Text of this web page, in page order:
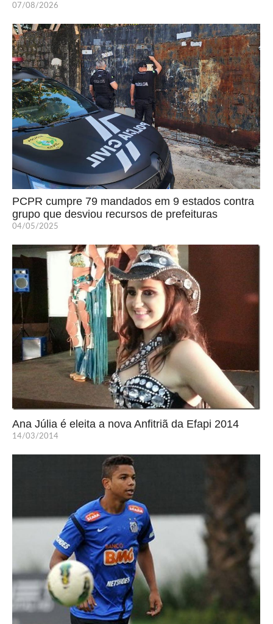
07/08/2026
PCPR cumpre 79 mandados em 9 estados contra
grupo que desviou recursos de prefeituras
04/05/2025
Ana Júlia é eleita a nova Anfitriã da Efapi 2014
14/03/2014